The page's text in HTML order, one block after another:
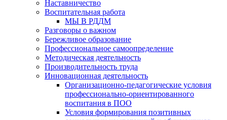
Наставничество
Воспитательная работа
МЫ В РДДМ
Разговоры о важном
Бережливое образование
Профессиональное самоопределение
Методическая деятельность
Производительность труда
Инновационная деятельность
Организационно-педагогические условия
профессионально-ориентированного
воспитания в ПОО
Условия формирования позитивных